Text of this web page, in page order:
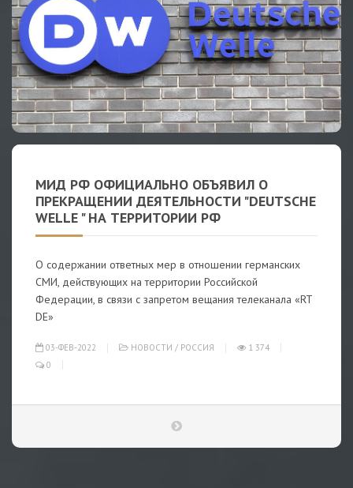
МИД РФ ОФИЦИАЛЬНО ОБЪЯВИЛ О
ПРЕКРАЩЕНИИ ДЕЯТЕЛЬНОСТИ "DEUTSCHE
WELLE " НА ТЕРРИТОРИИ РФ
О содержании ответных мер в отношении германских
СМИ, действующих на территории Российской
Федерации, в связи с запретом вещания телеканала «RT
DE»
03-ФЕВ-2022 НОВОСТИ / РОССИЯ
1 374
0